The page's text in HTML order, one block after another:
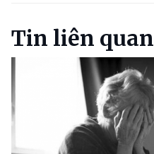
Tin liên quan